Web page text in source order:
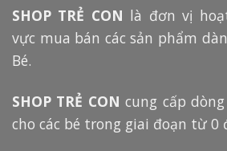
SHOP TRẺ CON là đơn vị
vực mua bán các sản phẩm
Bé.
SHOP TRẺ CON cung cấp
cho các bé trong giai đoạn từ 0